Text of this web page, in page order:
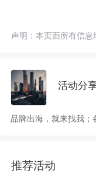
声明：本页面所有信
活动分
品牌出海，就来找我；
推荐活动